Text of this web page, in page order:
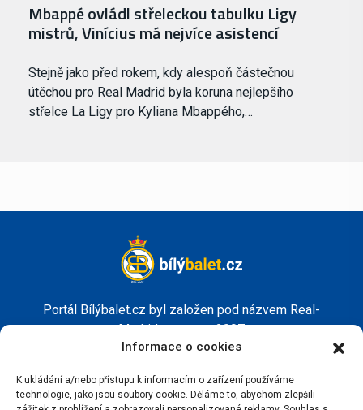
Informace o cookies
K ukládání a/nebo přístupu k informacím o zařízení používáme
technologie, jako jsou soubory cookie. Děláme to, abychom zlepšili
Mbappé ovládl střeleckou tabulku Ligy
mistrů, Vinícius má nejvíce asistencí
Stejně jako před rokem, kdy alespoň částečnou
útěchou pro Real Madrid byla koruna nejlepšího
střelce La Ligy pro Kyliana Mbappého,…
Portál Bílýbalet.cz byl založen pod názvem Real-
Madrid.cz v roce 2007